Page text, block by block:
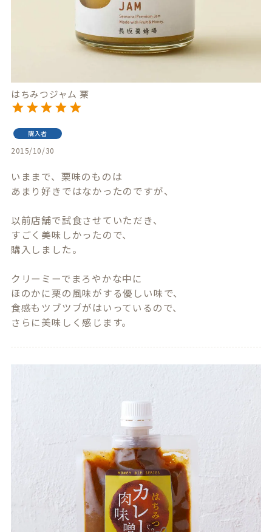
はちみつジャム 栗
購入者
2015/10/30
いままで、栗味のものは
あまり好きではなかったのですが、
以前店舗で試食させていただき、
すごく美味しかったので、
購入しました。
クリーミーでまろやかな中に
ほのかに栗の風味がする優しい味で、
食感もツブツブがはいっているので、
さらに美味しく感じます。